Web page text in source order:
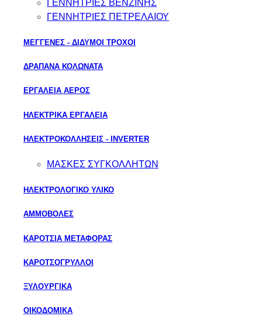
ΓΕΝΝΗΤΡΙΕΣ ΒΕΝΖΙΝΗΣ
ΓΕΝΝΗΤΡΙΕΣ ΠΕΤΡΕΛΑΙΟΥ
ΜΕΓΓΕΝΕΣ - ΔΙΔΥΜΟΙ ΤΡΟΧΟΙ
ΔΡΑΠΑΝΑ ΚΟΛΩΝΑΤΑ
ΕΡΓΑΛΕΙΑ ΑΕΡΟΣ
ΗΛΕΚΤΡΙΚΑ ΕΡΓΑΛΕΙΑ
ΗΛΕΚΤΡΟΚΟΛΛΗΣΕΙΣ - INVERTER
ΜΑΣΚΕΣ ΣΥΓΚΟΛΛΗΤΩΝ
ΗΛΕΚΤΡΟΛΟΓΙΚΟ ΥΛΙΚΟ
ΑΜΜΟΒΟΛΕΣ
ΚΑΡΟΤΣΙΑ ΜΕΤΑΦΟΡΑΣ
ΚΑΡΟΤΣΟΓΡΥΛΛΟΙ
ΞΥΛΟΥΡΓΙΚΑ
ΟΙΚΟΔΟΜΙΚΑ